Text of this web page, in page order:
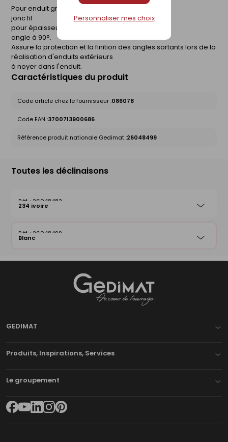
Personnaliser mes choix
Pour enduit gratté
jonc fil
pour épaisseur d'enduit de 13mm
angle à 90°.
Assure la protection et la finition des angles sortants lors de la
réalisation d'enduits extérieurs
à noyer dans l'enduit.
Caractéristiques du produit
Code article chez le fournisseur :086078
Code EAN :3700713900686
Référence produit nationale Gedimat :26048499
Toutes les déclinaisons
26048482
234 ivoire
26048499
Blanc
GEDIMAT
Produits, Inspirations, Services
Le groupement